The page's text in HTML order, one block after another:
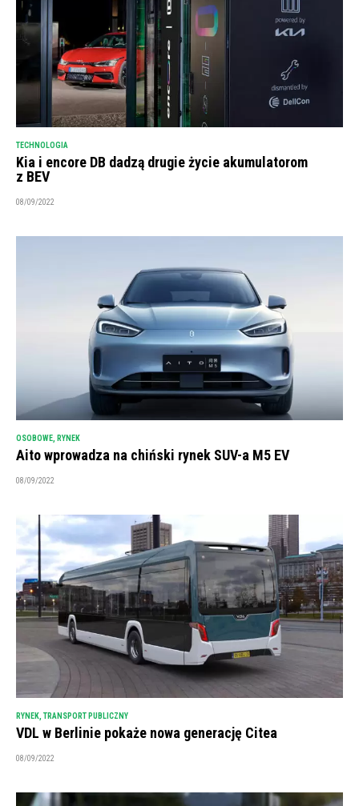
TECHNOLOGIA
Kia i encore DB dadzą drugie życie akumulatorom
z BEV
08/09/2022
OSOBOWE RYNEK
Aito wprowadza na chiński rynek SUV-a M5 EV
08/09/2022
RYNEK, TRANSPORT PUBLICZNY
VDL w Berlinie pokaże nowa generację Citea
08/09/2022